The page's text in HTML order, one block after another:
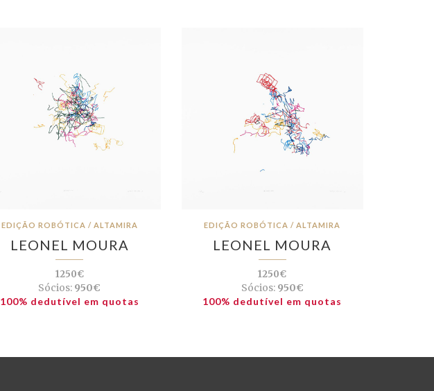
EDIÇÃO ROBÓTICA / ALTAMIRA
LEONEL MOURA
1250€
Sócios: 950€
100% dedutível em quotas
EDIÇÃO ROBÓTICA / ALTAMIRA
LEONEL MOURA
1250€
Sócios:950€
100% dedutível em quotas